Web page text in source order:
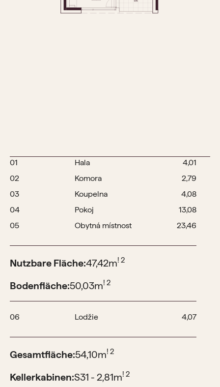
01 Hala
4,01
02
Komora
2,79
03
Koupelna
4,08
04
Pokoj
13,08
05
Obytná místnost 23,46
Nutzbare Fläche:47,42m! 2
Bodenfläche:50,03m! 2
06 Lodžie 4,07
Gesamtfläche:54,10m! 2
Kellerkabinen:S31 - 2,81m! 2